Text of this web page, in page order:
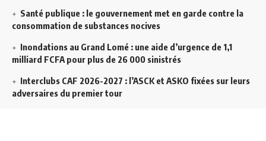
Santé publique : le gouvernement met en garde contre la
consommation de substances nocives
Inondations au Grand Lomé : une aide d’urgence de 1,1
milliard FCFA pour plus de 26 000 sinistrés
Interclubs CAF 2026-2027 : l’ASCK et ASKO fixées sur leurs
adversaires du premier tour